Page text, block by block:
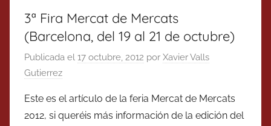
3ª Fira Mercat de Mercats
(Barcelona, del 19 al 21 de octubre)
Publicada el 17 octubre, 2012 por Xavier Valls
Gutierrez
Este es el artículo de la feria Mercat de Mercats
2012, si queréis más información de la edición del